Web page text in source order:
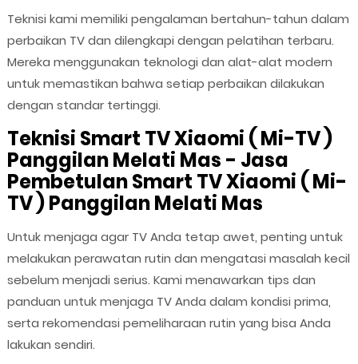
Teknisi kami memiliki pengalaman bertahun-tahun dalam
perbaikan TV dan dilengkapi dengan pelatihan terbaru.
Mereka menggunakan teknologi dan alat-alat modern
untuk memastikan bahwa setiap perbaikan dilakukan
dengan standar tertinggi.
Teknisi Smart TV Xiaomi ( Mi-TV )
Panggilan Melati Mas - Jasa
Pembetulan Smart TV Xiaomi ( Mi-
TV ) Panggilan Melati Mas
Untuk menjaga agar TV Anda tetap awet, penting untuk
melakukan perawatan rutin dan mengatasi masalah kecil
sebelum menjadi serius. Kami menawarkan tips dan
panduan untuk menjaga TV Anda dalam kondisi prima,
serta rekomendasi pemeliharaan rutin yang bisa Anda
lakukan sendiri.